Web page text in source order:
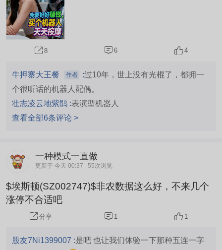
8 6 4
牛押寨大王餐 作者 :过10年，世上没有光棍了，都拥一
个很听话的机器人配偶。
壮志凌云地紫鹃 :表演型机器人
查看全部6条评论 >
一种模式一直做
更新于 今天 00:37 55次浏览
$埃斯顿(SZ002747)$非农数据这么好，不来几个
涨停不合适吧
分享 1 1
股友7Ni1399007 :是吧 也让我们体验一下那种五连一字